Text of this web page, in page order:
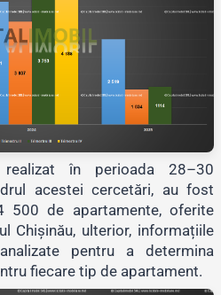
în perioada 28–30
acestei cercetări, au fost
500 de apartamente, oferite
Chișinău, ulterior, informațiile
pentru a determina
fiecare tip de apartament.